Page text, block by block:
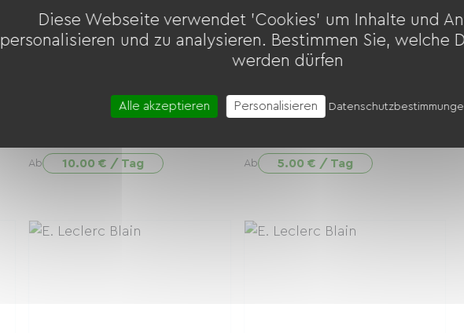
Ab 10.00 € / Tag Ab 5.00 € / Tag
Diese Webseite verwendet 'Cookies' um Inhalte und
personalisieren und zu analysieren. Bestimmen Sie, welche
werden dürfen
Alle akzeptieren Personalisieren